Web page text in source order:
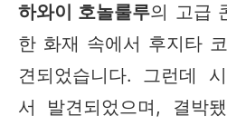
하와이 호놀룰루의 고급
한 화재 속에서 후지타
견되었습니다. 그런데
서 발견되었으며, 결박